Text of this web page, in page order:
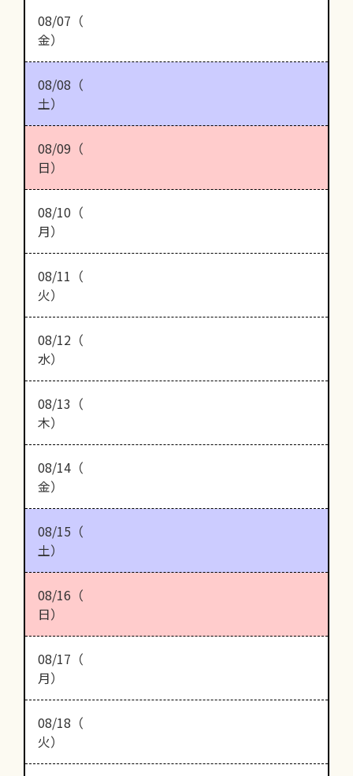
08/07（
金）
08/08（
土）
08/09（
日）
08/10（
月）
08/11（
火）
08/12（
水）
08/13（
木）
08/14（
金）
08/15（
土）
08/16（
日）
08/17（
月）
08/18（
火）